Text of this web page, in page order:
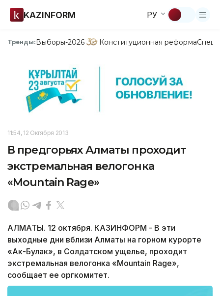
KAZINFORM РУ
Тренды:Выборы-2026 Конституционная реформа
11:54, 12 Октября 2013
В предгорьях Алматы проходит
экстремальная велогонка
«Mountain Rage»
АЛМАТЫ. 12 октября. КАЗИНФОРМ - В эти
выходные дни вблизи Алматы на горном курорте
«Ак-Булак», в Солдатском ущелье, проходит
экстремальная велогонка «Mountain Rage»,
сообщает ее оргкомитет.